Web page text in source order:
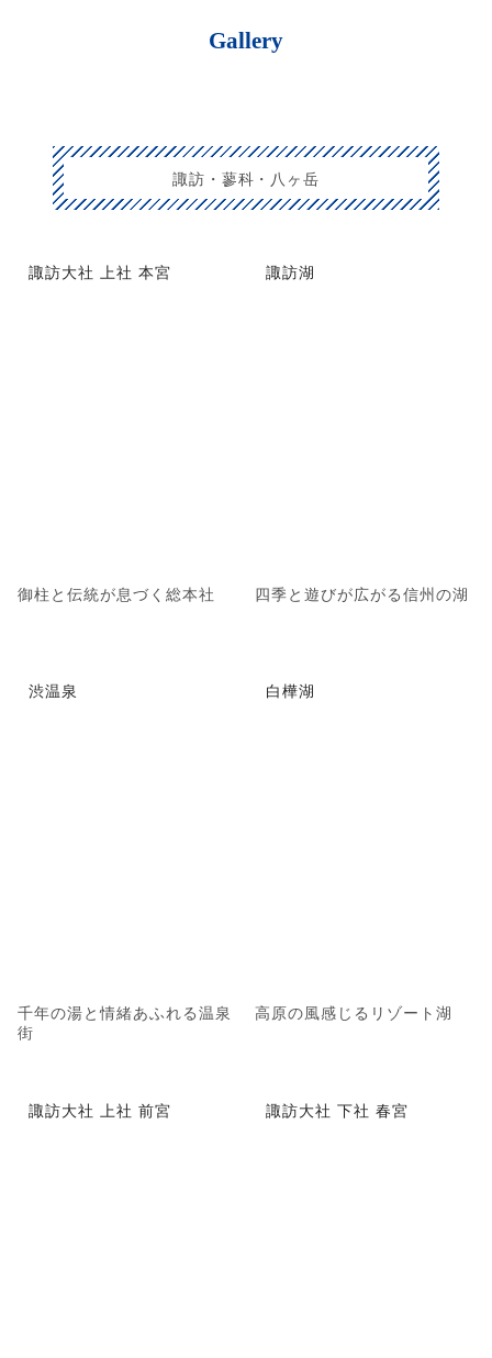
Gallery
諏訪・蓼科・八ヶ岳
諏訪大社 上社 本宮
御柱と伝統が息づく総本社
諏訪湖
四季と遊びが広がる信州の湖
渋温泉
千年の湯と情緒あふれる温泉
街
白樺湖
高原の風感じるリゾート湖
諏訪大社 上社 前宮 諏訪大社 下社 春宮